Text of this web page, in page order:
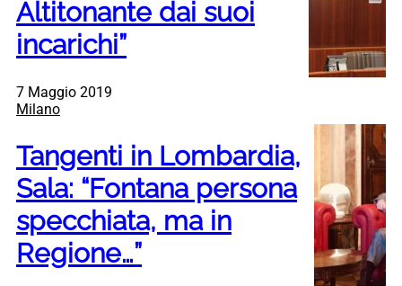
Altitonante dai suoi
incarichi”
7 Maggio 2019
Milano
Tangenti in Lombardia,
Sala: “Fontana persona
specchiata, ma in
Regione…”